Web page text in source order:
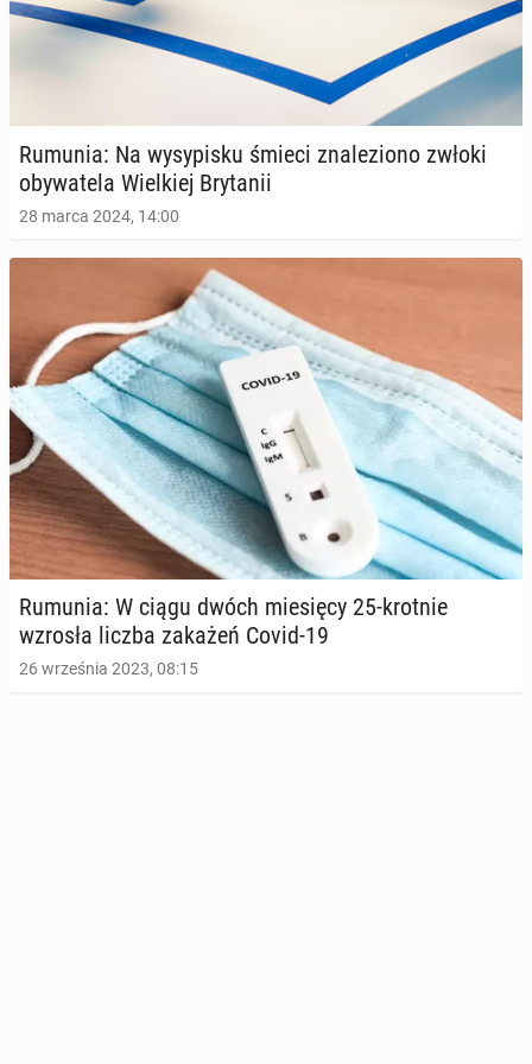
Rumunia: Na wy­sy­pi­sku śmieci zna­le­zio­no zwłoki
oby­wa­te­la Wiel­kiej Bry­ta­nii
28 marca 2024, 14:00
Rumunia: W ciągu dwóch mie­się­cy 25-krotnie
wzrosła liczba zakażeń Covid-19
26 września 2023, 08:15